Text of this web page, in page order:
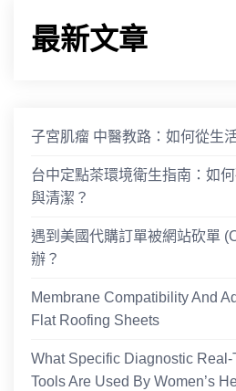
最新文章
子宮肌瘤 中醫教路：如何從生
台中定點茶環境衛生指南：如
與清潔？
遇到美國代購訂單被網站砍單
辦？
Membrane Compatibility And
Flat Roofing Sheets
What Specific Diagnostic Real-
Tools Are Used By Women’s